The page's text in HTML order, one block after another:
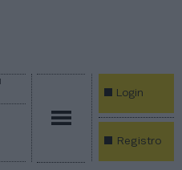
Login
Registro